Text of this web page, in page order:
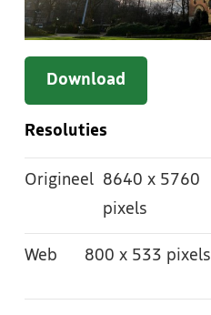
Download
Resoluties
Origineel 8640 x 5760
pixels
Web 800 x 533 pixels